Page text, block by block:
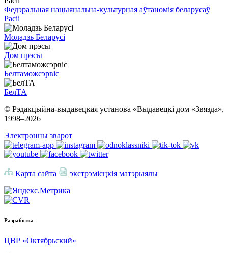
Федэральная нацыянальна-культурная аўтаномія беларусаў
Расіі
Моладзь Беларусі
Дом прэсы
Белтаможсэрвіс
БелТА
© Рэдакцыйна-выдавецкая установа «Выдавецкі дом «Звязда»,
1998–2026
Электронны зварот
Карта сайта экстрэмісцкія матэрыялы
Разработка
ЦВР «Октябрьский»